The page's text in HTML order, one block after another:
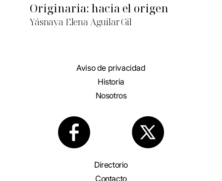
Originaria: hacia el origen
Yásnaya Elena Aguilar Gil
Aviso de privacidad
Historia
Nosotros
Directorio
Contacto